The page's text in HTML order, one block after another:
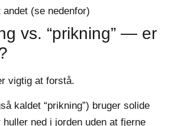
andet (se nedenfor)
vs. “prikning” — er
vigtig at forstå.
kaldet “prikning”) bruger solide
ned i jorden uden at fjerne